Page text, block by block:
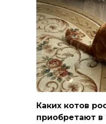
Каких котов
приобретают в